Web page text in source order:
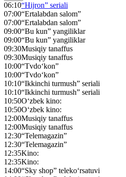
06:10“Hijron” seriali
07:00“Ertalabdan salom”
07:00“Ertalabdan salom”
09:00“Bu kun” yangiliklar
09:00“Bu kun” yangiliklar
09:30Musiqiy tanaffus
09:30Musiqiy tanaffus
10:00“Tvdo‘kon”
10:00“Tvdo‘kon”
10:10“Ikkinchi turmush” seriali
10:10“Ikkinchi turmush” seriali
10:50O‘zbek kino:
10:50O‘zbek kino:
12:00Musiqiy tanaffus
12:00Musiqiy tanaffus
12:30“Telemagazin”
12:30“Telemagazin”
12:35Kino:
12:35Kino:
14:00“Sky shop” teleko‘rsatuvi